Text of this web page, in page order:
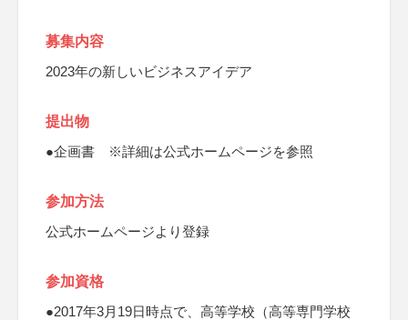
募集内容
2023年の新しいビジネスアイデア
提出物
●企画書 ※詳細は公式ホームページを参照
参加方法
公式ホームページより登録
参加資格
●2017年3月19日時点で、高等学校（高等専門学校